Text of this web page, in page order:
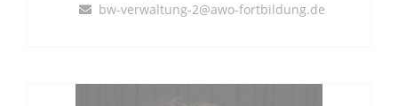
bw-verwaltung-2@awo-fortbildung.de